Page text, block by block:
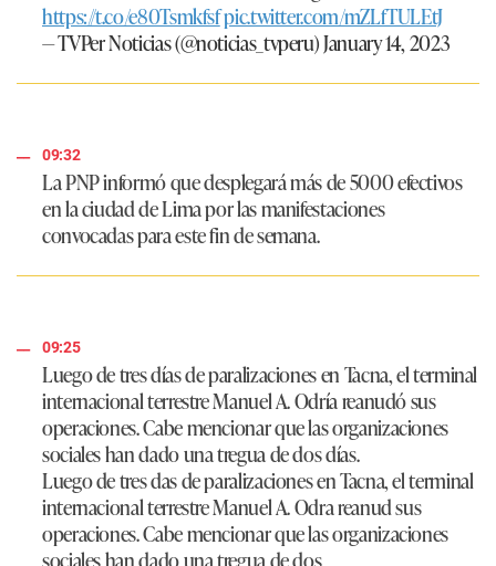
https://t.co/e80Tsmkfsfpic.twitter.com/mZLfTULEtJ
— TVPer Noticias (@noticias_tvperu)January 14, 2023
09:32
La PNP informó que desplegará más de 5000 efectivos
en la ciudad de Lima por las manifestaciones
convocadas para este fin de semana.
09:25
Luego de tres días de paralizaciones en Tacna, el terminal
internacional terrestre Manuel A. Odría reanudó sus
operaciones. Cabe mencionar que las organizaciones
sociales han dado una tregua de dos días.
Luego de tres das de paralizaciones en Tacna, el terminal
internacional terrestre Manuel A. Odra reanud sus
operaciones. Cabe mencionar que las organizaciones
sociales han dado una tregua de dos